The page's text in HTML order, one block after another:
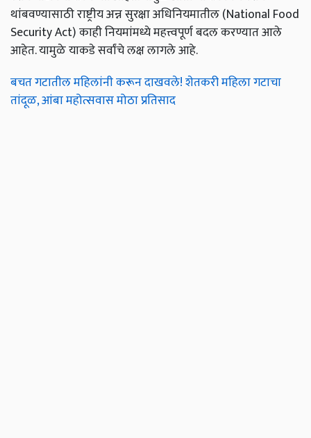
थांबवण्यासाठी राष्ट्रीय अन्न सुरक्षा अधिनियमातील (National Food
Security Act) काही नियमांमध्ये महत्त्वपूर्ण बदल करण्यात आले
आहेत. यामुळे याकडे सर्वांचे लक्ष लागले आहे.
बचत गटातील महिलांनी करून दाखवले! शेतकरी महिला गटाचा
तांदूळ, आंबा महोत्सवास मोठा प्रतिसाद